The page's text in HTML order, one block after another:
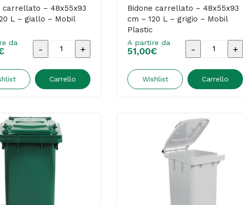
quantità
carrellato – 48x55x93
L – giallo – Mobil
da
Bidone
-
-
120
giallo
Carrello
Bidone carrellato – 48x55x93
cm – 120 L – grigio – Mobil
Plastic
A partire da
51,00€
Bidone
-
-
120
Wishlist Carrello